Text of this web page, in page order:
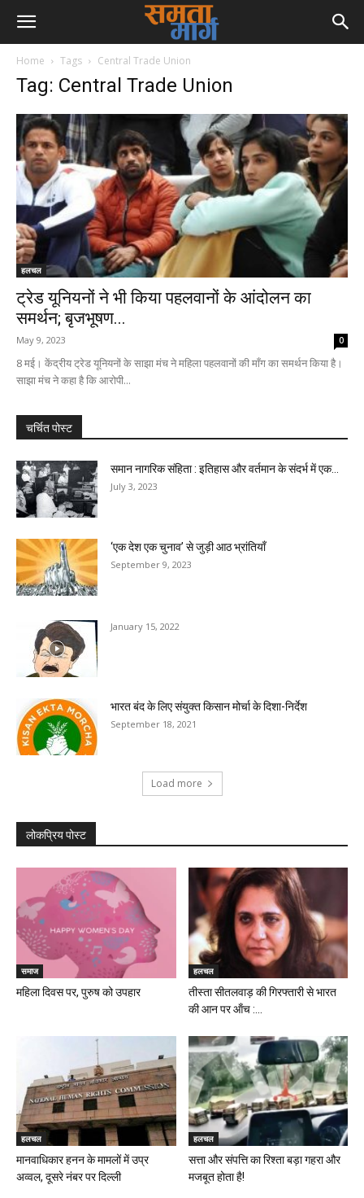
Home Tags Central Trade Union
Tag: Central Trade Union
हलचल
ट्रेड यूनियनों ने भी किया पहलवानों के आंदोलन का
समर्थन; बृजभूषण...
May 9, 2023 0
8 मई। केंद्रीय ट्रेड यूनियनों के साझा मंच ने महिला पहलवानों की माँग का समर्थन किया है।
साझा मंच ने कहा है कि आरोपी...
चर्चित पोस्ट
समान नागरिक संहिता : इतिहास और वर्तमान के संदर्भ में एक...
July 3, 2023
‘एक देश एक चुनाव’ से जुड़ी आठ भ्रांतियॉं
September 9, 2023
January 15, 2022
भारत बंद के लिए संयुक्त किसान मोर्चा के दिशा-निर्देश
September 18, 2021
Load more
लोकप्रिय पोस्ट
समाज
महिला दिवस पर, पुरुष को उपहार
हलचल
तीस्ता सीतलवाड़ की गिरफ्तारी से भारत
की आन पर ऑंच :...
हलचल
मानवाधिकार हनन के मामलों में उप्र
अव्वल, दूसरे नंबर पर दिल्ली
हलचल
सत्ता और संपत्ति का रिश्ता बड़ा गहरा और
मजबूत होता है!